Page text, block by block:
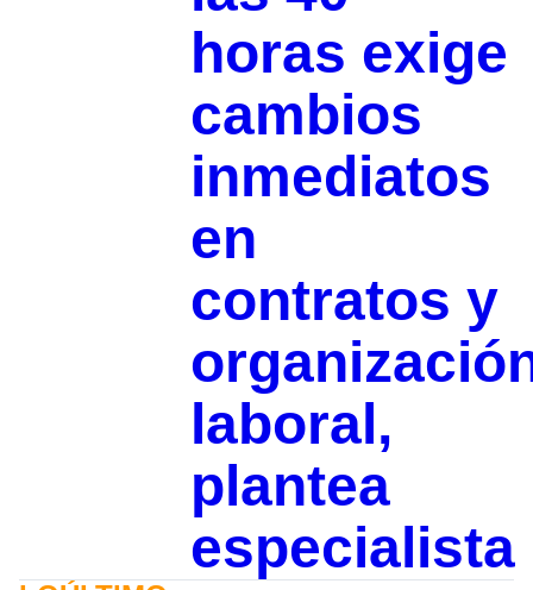
horas exige
cambios
inmediatos
en
contratos y
laboral,
plantea
especialista